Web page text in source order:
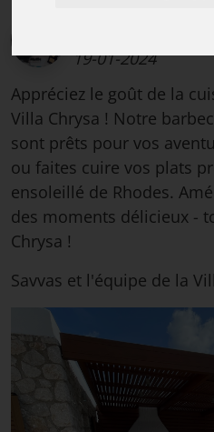
19-01-2024
Appréciez le goût de la
Villa Chrysa ! Notre
sont prêts pour vos
ou faites cuire vos plats
ensoleillé de Rhodes.
des moments délicieux -
Chrysa !
Savvas et l'équipe de la